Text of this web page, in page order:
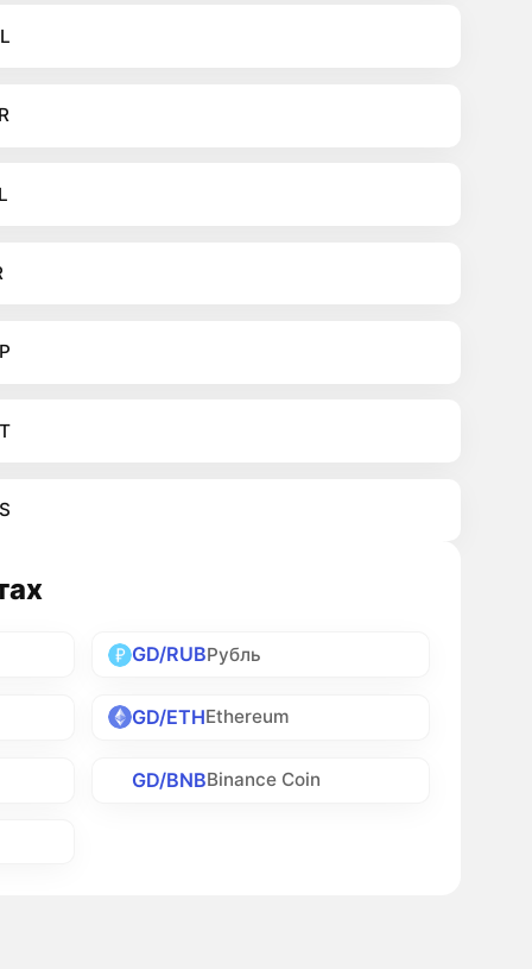
GD/RUBРубль
GD/ETHEthereum
GD/BNBBinance Coin